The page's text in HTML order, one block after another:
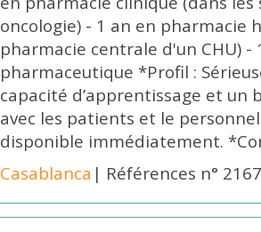
oncologie) - 1 an en pharmacie
pharmacie centrale d'un CHU)
pharmaceutique *Profil :
capacité d’apprentissage et un
avec les patients et le
disponible immédiatement.
Casablanca | Références n°